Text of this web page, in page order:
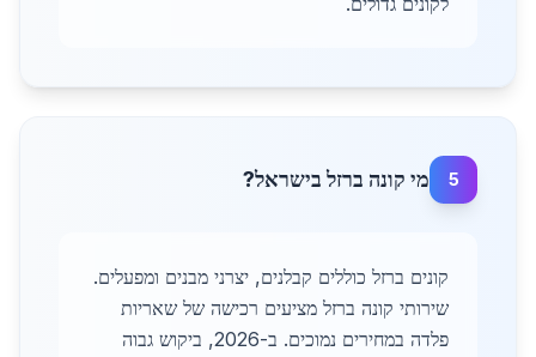
5 מי קונה ברזל בישראל?
קונים ברזל כוללים קבלנים, יצרני מבנים ומפעלים.
שירותי קונה ברזל מציעים רכישה של שאריות
פלדה במחירים נמוכים. ב-2026, ביקוש גבוה